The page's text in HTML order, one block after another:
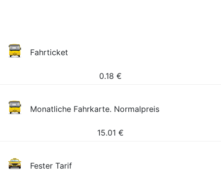
Fahrticket
0.18 €
Monatliche Fahrkarte. Normalpreis
15.01 €
Fester Tarif